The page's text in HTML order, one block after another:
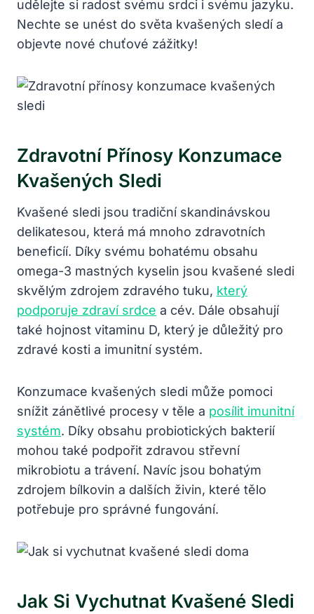
udělejte si radost svému srdci i svému jazyku.
Nechte se unést do světa kvašených sledí a
objevte nové chuťové zážitky!
Zdravotní Přínosy Konzumace
Kvašených Sledi
Kvašené sledi jsou tradiční skandinávskou
delikatesou, která má mnoho zdravotních
beneficíí. Díky svému bohatému obsahu
omega-3 mastných kyselin jsou kvašené sledi
skvělým zdrojem zdravého tuku, který
podporuje zdraví srdce a cév. Dále obsahují
také hojnost vitaminu D, který je důležitý pro
zdravé kosti a imunitní systém.
Konzumace kvašených sledi může pomoci
snížit zánětlivé procesy v těle a posílit imunitní
systém. Díky obsahu probiotických bakterií
mohou také podpořit zdravou střevní
mikrobiotu a trávení. Navíc jsou bohatým
zdrojem bílkovin a dalších živin, které tělo
potřebuje pro správné fungování.
Jak Si Vychutnat Kvašené Sledi